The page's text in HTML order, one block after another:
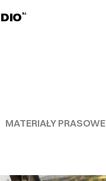
TM
MATERIAŁY PRASOWE